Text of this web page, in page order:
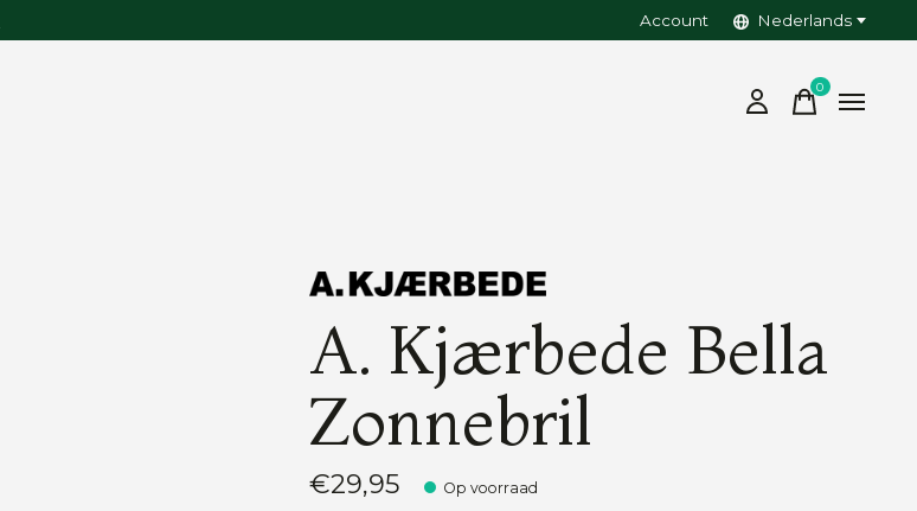
Account Nederlands
0items
A. Kjærbede Bella
Zonnebril
€29,95 Op voorraad